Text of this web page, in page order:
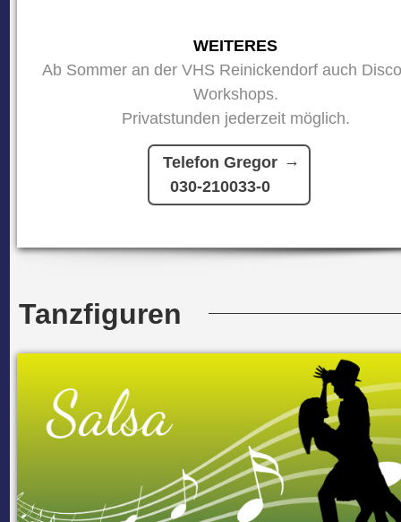
WEITERES
Ab Sommer an der VHS Reinickendorf auch
Workshops.
Privatstunden jederzeit möglich.
Telefon Gregor
030-210033-0
Tanzfiguren